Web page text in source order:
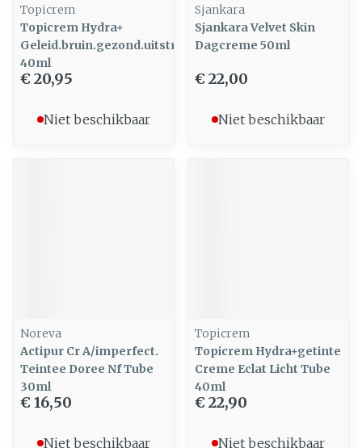
Topicrem
Topicrem Hydra+
Geleid.bruin.gezond.uitstral.
40ml
€ 20,95
Niet beschikbaar
Sjankara
Sjankara Velvet Skin
Dagcreme 50ml
€ 22,00
Niet beschikbaar
Noreva
Actipur Cr A/imperfect.
Teintee Doree Nf Tube
30ml
€ 16,50
Niet beschikbaar
Topicrem
Topicrem Hydra+getinte
Creme Eclat Licht Tube
40ml
€ 22,90
Niet beschikbaar